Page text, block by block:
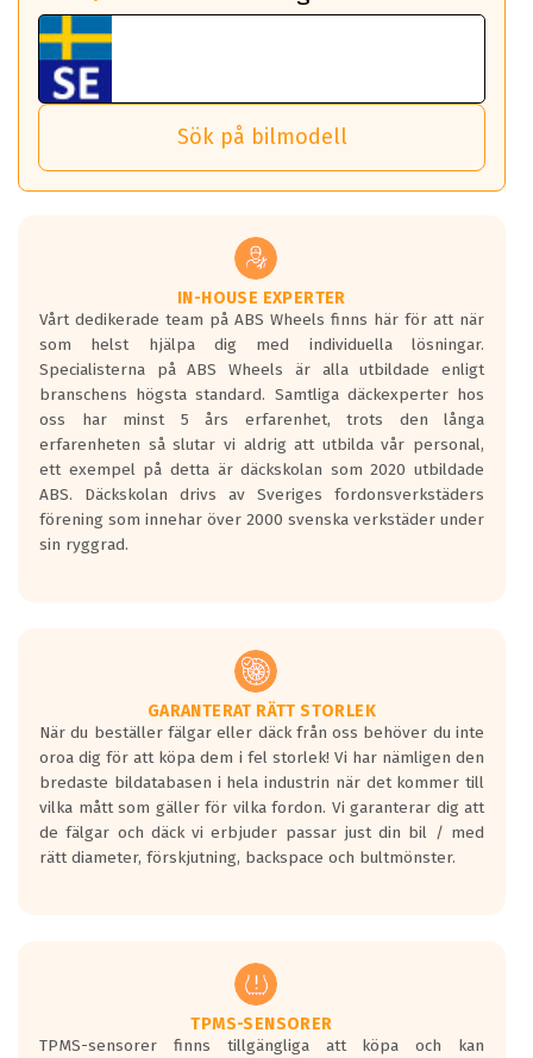
ABS 360 gör det möjligt för dig att ta med fälgarna till din
nästa bil.
Det sparar dig tid och pengar.
*PCD står för pitch circle diameter / Bultmönster.
Tillbehören är av högsta kvalitet och är kompatibla med
ABS Wheels fälgar.
Viktigt att Bult respektive mutter är av storlek (17mm hylsa
Genom att du anger ditt registreringsnummer kan vi matcha
och garantera att tillbehören passar till 100%
vid åtdragning av hjulbultarna.
fordon. Detta sker automatiskt och är inget du som förare
behöver tänka på.
Sensorn sitter inne i hjulet och skickar signaler om lufttryck
och temperatur till din instrumentpanel.
TPMS gör det enkelt att ha koll på att dina däck håller rätt
tryck. Skulle du tappa tryck i något däck varnar TPMS dig
om detta.
helt kort att du som förare alltid ska ha koll på lufttrycket i
Samtliga ABS Wheels fälgar är kompatibla med TPMS
sensorer.
Sök på bilmodell
IN-HOUSE EXPERTER
Vårt dedikerade team på ABS Wheels finns här för att när
som helst hjälpa dig med individuella lösningar.
Specialisterna på ABS Wheels är alla utbildade enligt
branschens högsta standard. Samtliga däckexperter hos
oss har minst 5 års erfarenhet, trots den långa
erfarenheten så slutar vi aldrig att utbilda vår personal,
ett exempel på detta är däckskolan som 2020 utbildade
ABS. Däckskolan drivs av Sveriges fordonsverkstäders
förening som innehar över 2000 svenska verkstäder under
sin ryggrad.
GARANTERAT RÄTT STORLEK
När du beställer fälgar eller däck från oss behöver du inte
oroa dig för att köpa dem i fel storlek! Vi har nämligen den
bredaste bildatabasen i hela industrin när det kommer till
vilka mått som gäller för vilka fordon. Vi garanterar dig att
de fälgar och däck vi erbjuder passar just din bil / med
rätt diameter, förskjutning, backspace och bultmönster.
TPMS-SENSORER
TPMS-sensorer finns tillgängliga att köpa och kan